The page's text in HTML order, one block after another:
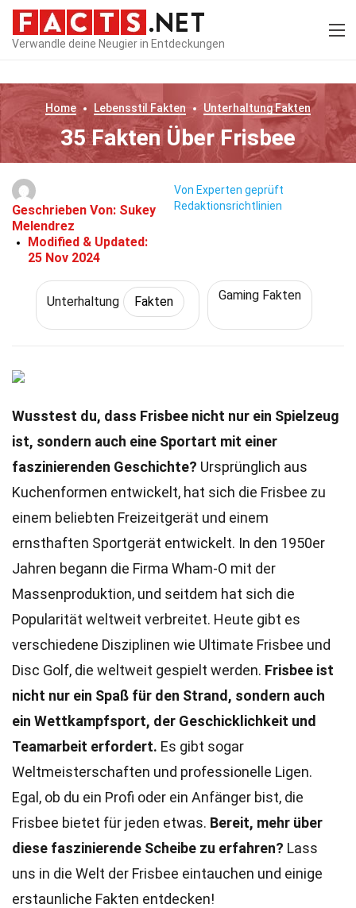
Verwandle deine Neugier in Entdeckungen
Home Lebensstil Fakten UnterhaltungFakten
35 Fakten Über Frisbee
Geschrieben Von: Sukey
Melendrez
Modified & Updated:
25 Nov 2024
Von Experten geprüft
Redaktionsrichtlinien
Unterhaltung Fakten Gaming Fakten
Wusstest du, dass Frisbee nicht nur ein Spielzeug
ist, sondern auch eine Sportart mit einer
faszinierenden Geschichte? Ursprünglich aus
Kuchenformen entwickelt, hat sich die Frisbee zu
einem beliebten Freizeitgerät und einem
ernsthaften Sportgerät entwickelt. In den 1950er
Jahren begann die Firma Wham-O mit der
Massenproduktion, und seitdem hat sich die
Popularität weltweit verbreitet. Heute gibt es
verschiedene Disziplinen wie Ultimate Frisbee und
Disc Golf, die weltweit gespielt werden. Frisbee ist
nicht nur ein Spaß für den Strand, sondern auch
ein Wettkampfsport, der Geschicklichkeit und
Teamarbeit erfordert. Es gibt sogar
Weltmeisterschaften und professionelle Ligen.
Egal, ob du ein Profi oder ein Anfänger bist, die
Frisbee bietet für jeden etwas. Bereit, mehr über
diese faszinierende Scheibe zu erfahren? Lass
uns in die Welt der Frisbee eintauchen und einige
erstaunliche Fakten entdecken!